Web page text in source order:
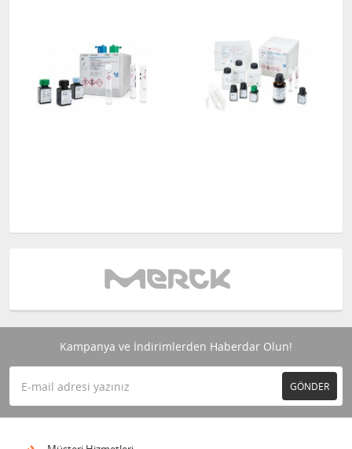
Kampanya ve İndirimlerden Haberdar Olun!
GÖNDER